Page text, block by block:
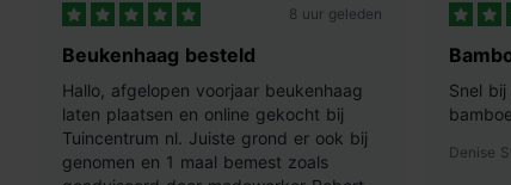
8 uur geleden
Beukenhaag besteld
Hallo, afgelopen voorjaar beukenhaag
laten plaatsen en online gekocht bij
Tuincentrum nl. Juiste grond er ook bij
genomen en 1 maal bemest zoals
Snel
Denise